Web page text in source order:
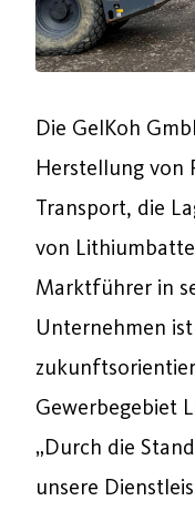
Die GelKoh
Herstellung von
Transport, die
von
Marktführer in
Unternehmen
Gewerbegebiet
„Durch die
unsere